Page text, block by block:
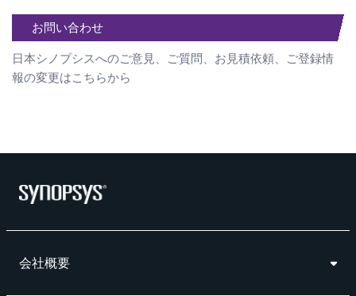
お問い合わせ
日本シノプシスへのご意見、ご質問、お見積依頼、ご登録情
報の変更はこちらから
会社概要